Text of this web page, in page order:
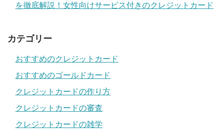
を徹底解説！女性向けサービス付きのクレジットカード
カテゴリー
おすすめのクレジットカード
おすすめのゴールドカード
クレジットカードの作り方
クレジットカードの審査
クレジットカードの雑学